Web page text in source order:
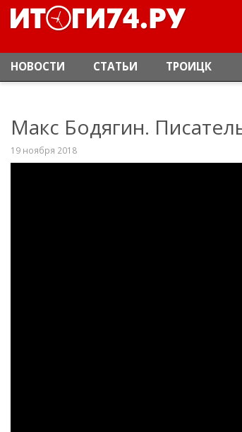
НОВОСТИ СТАТЬИ ТРОИЦК
Макс Бодягин.
19 ноября 2018